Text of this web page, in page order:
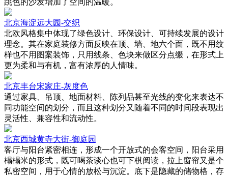
跳色的沙发增加了空间的温暖。
北京海淀远大园-交织
北欧风格集中体现了绿色设计、环保设计、可持续发展的设计
理念。其在家庭装修方面反映在顶、墙、地六个面，既不用纹
样也不用图案装饰，只用线条、色块来做区分点缀，在形式上
更为柔和与有机，富有浓厚的人情味。
北京丰台宋家庄-灰度色
通过家具、吊顶、地面材料、陈列品甚至光线的变化来表达不
同功能空间的划分，而且这种划分又随着不同的时间段表现出
灵活性、兼容性和流动性。
北京西城黄寺大街-御庭园
客厅与阳台紧密相连，形成一个开放式的会客空间，阳台采用
榻榻米的形式，既可喝茶谈心也可下棋阅读，拉上窗帘又是个
私密空间，用于心情的放松与沉淀。底下是隐藏的储物格，存